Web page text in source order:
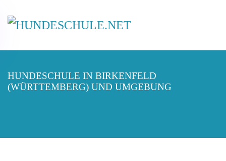
HUNDESCHULE IN BIRKENFELD
(WÜRTTEMBERG) UND UMGEBUNG